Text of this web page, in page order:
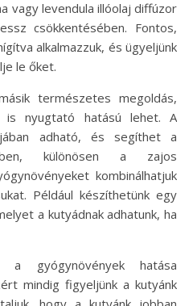
vagy levendula illóolaj diffúzor
csökkentésében. Fontos,
alkalmazzuk, és ügyeljünk
le őket.
természetes megoldás,
is nyugtató hatású lehet. A
adható, és segíthet a
különösen a zajos
kombinálhatjuk
Például készíthetünk egy
a kutyádnak adhatunk, ha
gyógynövények hatása
mindig figyeljünk a kutyánk